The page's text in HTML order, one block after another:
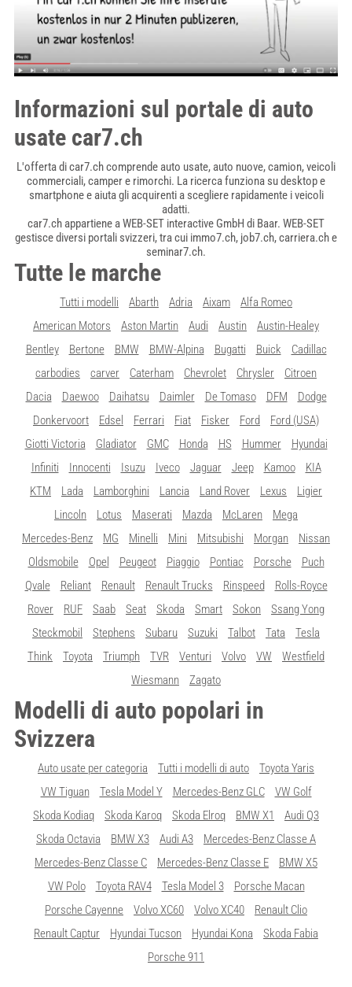
Informazioni sul portale di auto
usate car7.ch
L'offerta di car7.ch comprende auto usate, auto nuove, camion, veicoli
commerciali, camper e rimorchi. La ricerca funziona su desktop e
smartphone e aiuta gli acquirenti a scegliere rapidamente i veicoli
adatti.
car7.ch appartiene a WEB-SET interactive GmbH di Baar. WEB-SET
gestisce diversi portali svizzeri, tra cui immo7.ch, job7.ch, carriera.ch e
seminar7.ch.
Tutte le marche
Tutti i modelli Abarth Adria Aixam
Alfa Romeo
American Motors
Aston Martin Audi Austin
Austin-Healey
Bentley
Bertone BMW BMW-Alpina Bugatti Buick
Cadillac
carbodies
carver Caterham Chevrolet Chrysler
Citroen
Dacia
Daewoo Daihatsu Daimler De Tomaso DFM
Dodge
Donkervoort
Edsel Ferrari Fiat Fisker Ford
Ford (USA)
Giotti Victoria
Gladiator GMC Honda HS Hummer
Hyundai
Infiniti
Innocenti Isuzu Iveco Jaguar Jeep Kamoo
KIA
KTM
Lada Lamborghini Lancia Land Rover Lexus
Ligier
Lincoln
Lotus Maserati Mazda McLaren
Mega
Mercedes-Benz
MG Minelli Mini Mitsubishi Morgan
Nissan
Oldsmobile
Opel Peugeot Piaggio Pontiac Porsche
Puch
Qvale
Reliant Renault Renault Trucks Rinspeed
Rolls-Royce
Rover
RUF Saab Seat Skoda Smart Sokon
Ssang Yong
Steckmobil
Stephens Subaru Suzuki Talbot Tata
Tesla
Think
Toyota Triumph TVR Venturi Volvo VW
Westfield
Wiesmann
Zagato
Modelli di auto popolari in
Svizzera
Auto usate per categoria Tutti i modelli di auto
Toyota Yaris
VW Tiguan
Tesla Model Y Mercedes-Benz GLC
VW Golf
Skoda Kodiaq
Skoda Karoq Skoda Elroq BMW X1
Audi Q3
Skoda Octavia
BMW X3 Audi A3
Mercedes-Benz Classe A
Mercedes-Benz Classe C
Mercedes-Benz Classe E
BMW X5
VW Polo
Toyota RAV4 Tesla Model 3
Porsche Macan
Porsche Cayenne
Volvo XC60 Volvo XC40
Renault Clio
Renault Captur
Hyundai Tucson Hyundai Kona
Skoda Fabia
Porsche 911